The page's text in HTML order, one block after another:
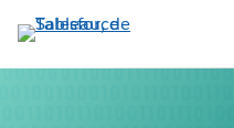
Aller
au
contenu